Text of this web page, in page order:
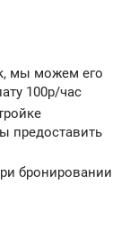
мы можем его
100р/час
предоставить
бронировании